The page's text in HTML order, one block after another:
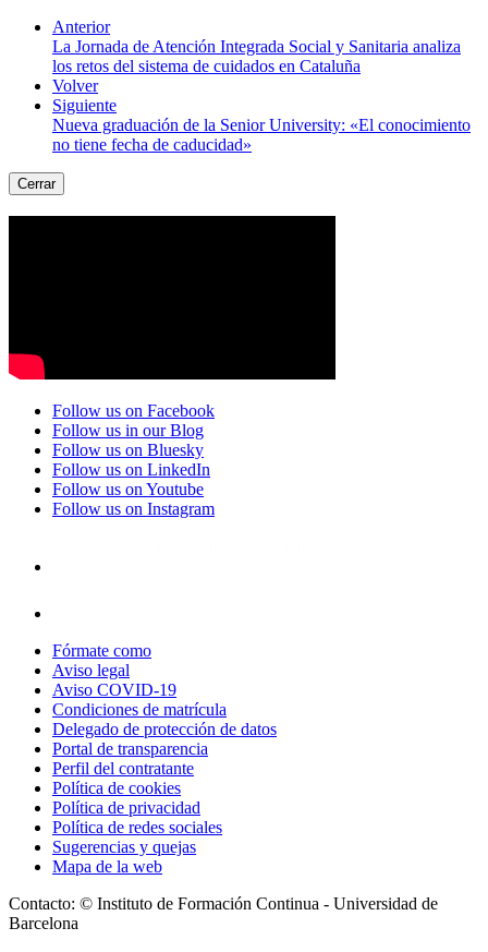
Anterior
La Jornada de Atención Integrada Social y Sanitaria analiza
los retos del sistema de cuidados en Cataluña
Volver
Siguiente
Nueva graduación de la Senior University: «El conocimiento
no tiene fecha de caducidad»
Cerrar
Follow us on Facebook
Follow us in our Blog
Follow us on Bluesky
Follow us on LinkedIn
Follow us on Youtube
Follow us on Instagram
Fórmate como
Aviso legal
Aviso COVID-19
Condiciones de matrícula
Delegado de protección de datos
Portal de transparencia
Perfil del contratante
Política de cookies
Política de privacidad
Política de redes sociales
Sugerencias y quejas
Mapa de la web
Contacto: © Instituto de Formación Continua - Universidad de
Barcelona